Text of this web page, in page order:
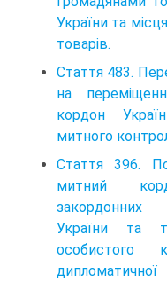
України та
товарів.
Стаття 483.
на
кордон
митного
Стаття 396.
митний
закордонних
України та
особистого